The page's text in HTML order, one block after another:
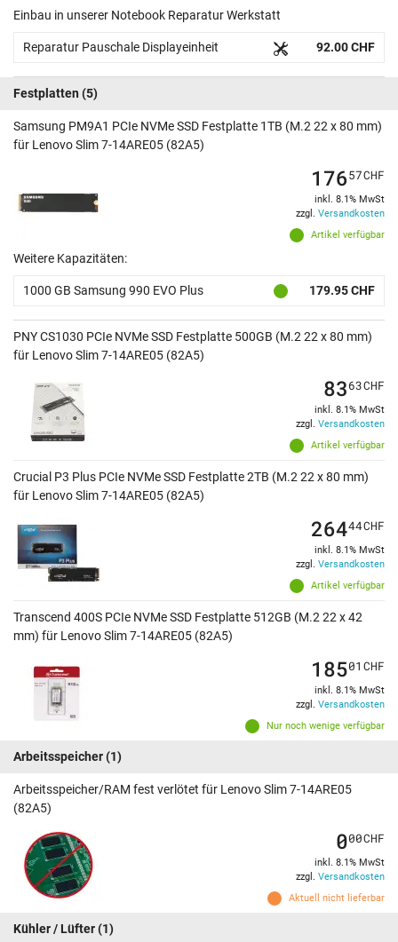
Einbau in unserer Notebook Reparatur Werkstatt
Reparatur Pauschale Displayeinheit 92.00 CHF
Festplatten (5)
Samsung PM9A1 PCIe NVMe SSD Festplatte 1TB (M.2 22 x 80 mm)
für Lenovo Slim 7-14ARE05 (82A5)
Artikel verfügbar
17657CHF
inkl. 8.1% MwSt
zzgl. Versandkosten
Weitere Kapazitäten:
1000 GB Samsung 990 EVO Plus 179.95 CHF
PNY CS1030 PCIe NVMe SSD Festplatte 500GB (M.2 22 x 80 mm)
für Lenovo Slim 7-14ARE05 (82A5)
Artikel verfügbar
8363CHF
inkl. 8.1% MwSt
zzgl. Versandkosten
Crucial P3 Plus PCIe NVMe SSD Festplatte 2TB (M.2 22 x 80 mm)
für Lenovo Slim 7-14ARE05 (82A5)
Artikel verfügbar
26444CHF
inkl. 8.1% MwSt
zzgl. Versandkosten
Transcend 400S PCIe NVMe SSD Festplatte 512GB (M.2 22 x 42
mm) für Lenovo Slim 7-14ARE05 (82A5)
Nur noch wenige verfügbar
18501 CHF
inkl. 8.1% MwSt
zzgl. Versandkosten
Arbeitsspeicher(1)
Arbeitsspeicher/RAM fest verlötet für Lenovo Slim 7-14ARE05
(82A5)
Aktuell nicht lieferbar
000CHF
inkl. 8.1% MwSt
zzgl. Versandkosten
Kühler / Lüfter(1)